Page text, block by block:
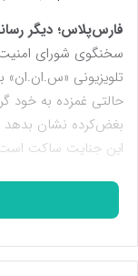
فارس‌پلاس؛ دیگر
سخنگوی شورای امنیت
تلویزیونی «‌س.‌ان.‌ان‌»
حالتی غمزده به خود
بغض‌کرده نشان بدهد
این جنایت ساکت
گفتم: عجب رویی داره!
انداخته‌اند و
کسانی که خودشان